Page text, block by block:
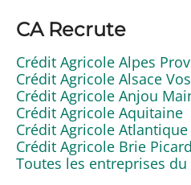
CA Recrute
Crédit Agricole Alpes
Crédit Agricole Alsace
Crédit Agricole Anjou
Crédit Agricole Aquitaine
Crédit Agricole Atlantique
Crédit Agricole Brie
Toutes les entreprises